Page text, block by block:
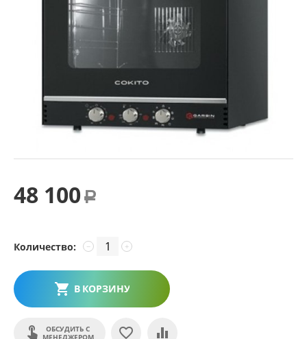
48 100 Р
Количество: +
−
В КОРЗИНУ
ОБСУДИТЬ С